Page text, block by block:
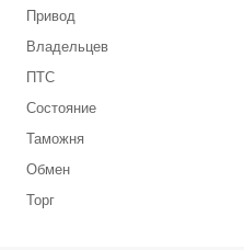
Привод
Владельцев
ПТС
Состояние
Таможня
Обмен
Торг